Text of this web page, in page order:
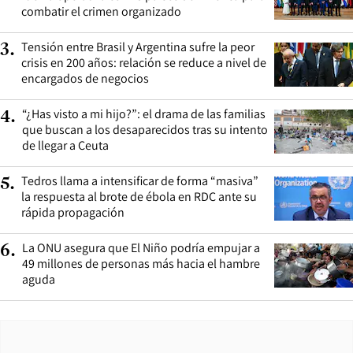
combatir el crimen organizado
3. Tensión entre Brasil y Argentina sufre la peor
crisis en 200 años: relación se reduce a nivel de
encargados de negocios
4. “¿Has visto a mi hijo?”: el drama de las familias
que buscan a los desaparecidos tras su intento
de llegar a Ceuta
5. Tedros llama a intensificar de forma “masiva”
la respuesta al brote de ébola en RDC ante su
rápida propagación
6. La ONU asegura que El Niño podría empujar a
49 millones de personas más hacia el hambre
aguda